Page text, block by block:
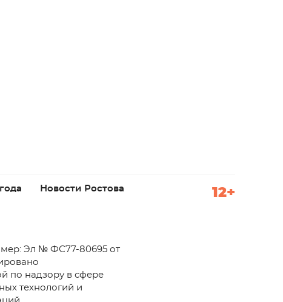
Новости Ростова 12+
Эл № ФС77-80695 от
по надзору в сфере
технологий и